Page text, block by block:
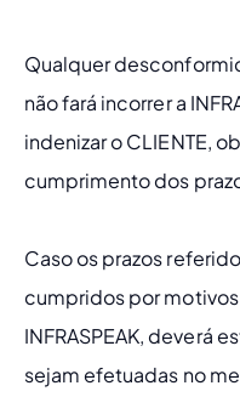
Qualquer
não fará incorrer a
indenizar o CLIENTE,
cumprimento dos
Caso os prazos
cumpridos por
INFRASPEAK, deverá
sejam efetuadas no